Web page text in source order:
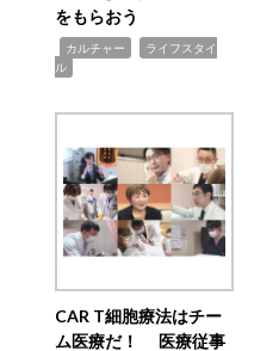
をもらおう
カルチャー
ライフスタイ
ル
CAR T細胞療法はチー
ム医療だ！ 医療従事